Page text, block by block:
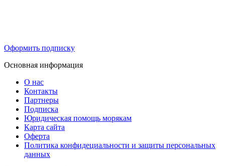
Оформить подписку
Основная информация
О нас
Контакты
Партнеры
Подписка
Юридическая помощь морякам
Карта сайта
Оферта
Политика конфидециальности и защиты персональных
данных